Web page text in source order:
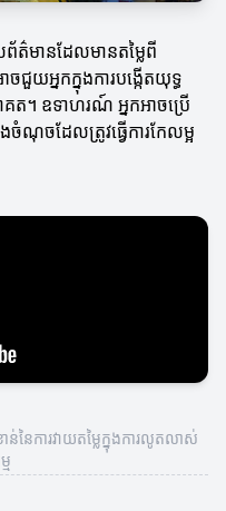
ព័ត៌មានដែលមានតម្លៃពី
យអ្នកក្នុងការបង្កើតយុទ្ធ
ត។ ឧទាហរណ៍ អ្នកអាចប្រើ
ងចំណុចដែលត្រូវធ្វើការកែលម្អ
ៃការវាយតម្លៃក្នុងការលូតលាស់